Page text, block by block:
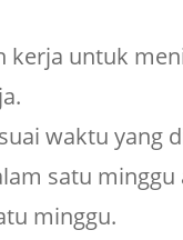
kerja untuk
waktu yang
satu
minggu.